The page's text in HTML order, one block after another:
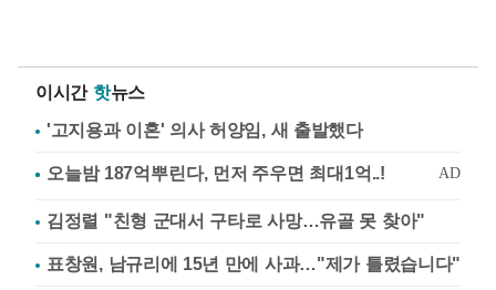
이시간 핫뉴스
'고지용과 이혼' 의사 허양임, 새 출발했다
김정렬 "친형 군대서 구타로 사망…유골 못 찾아"
표창원, 남규리에 15년 만에 사과…"제가 틀렸습니다"